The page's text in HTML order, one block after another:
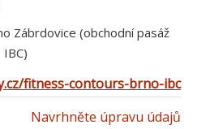
Zábrdovice (obchodní pasáž
IBC)
fitness-contours-brno-ibc
Navrhněte úpravu údajů